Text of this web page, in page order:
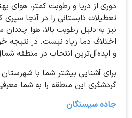
دوری از دریا و رطوبت کمتر، هوای
تعطیلات تابستانی را در آنجا
نیز به دلیل رطوبت بالا، هوا چندان
اختلاف دما زیاد نیست. در نتیجه
و ایده‌آل‌ترین انتخاب در منطقه
برای آشنایی بیشتر شما با
گردشگری این منطقه را به شما
جاده سیسنگان